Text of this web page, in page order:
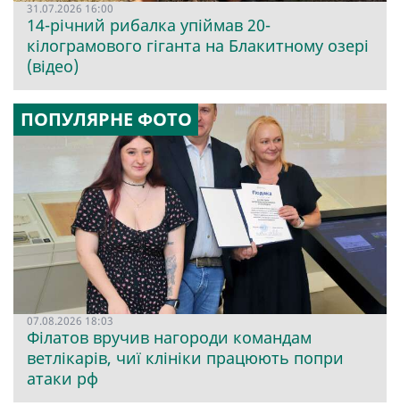
31.07.2026 16:00
14-річний рибалка упіймав 20-
кілограмового гіганта на Блакитному озері
(відео)
ПОПУЛЯРНЕ ФОТО
07.08.2026 18:03
Філатов вручив нагороди командам
ветлікарів, чиї клініки працюють попри
атаки рф